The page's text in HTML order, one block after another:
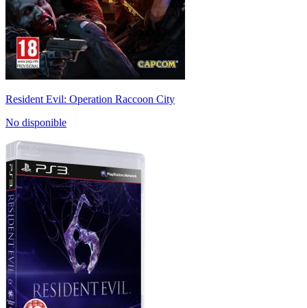
Resident Evil: Operation Raccoon City
No disponible